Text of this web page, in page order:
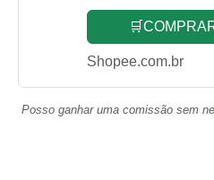
Shopee.com.br
Posso ganhar uma comissão sem